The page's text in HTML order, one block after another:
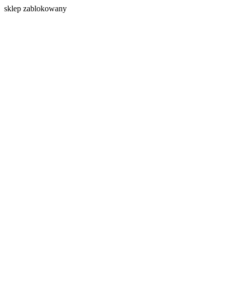
sklep zablokowany